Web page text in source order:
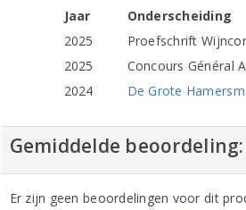
Jaar
Onderscheiding
2025
Proefschrift
2025
Concours Général
2024
De Grote
Gemiddelde beoordeling:
Er zijn geen beoordelingen voor dit